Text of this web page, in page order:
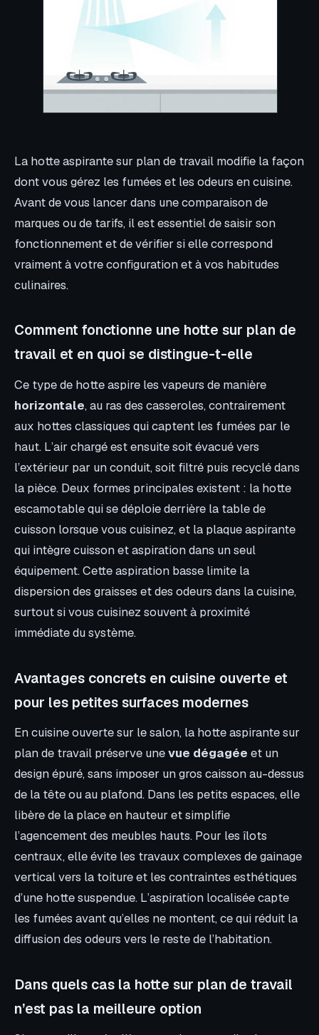
La hotte aspirante sur plan de travail modifie la façon
dont vous gérez les fumées et les odeurs en cuisine.
Avant de vous lancer dans une comparaison de
marques ou de tarifs, il est essentiel de saisir son
fonctionnement et de vérifier si elle correspond
vraiment à votre configuration et à vos habitudes
culinaires.
Comment fonctionne une hotte sur plan de
travail et en quoi se distingue-t-elle
Ce type de hotte aspire les vapeurs de manière
horizontale, au ras des casseroles, contrairement
aux hottes classiques qui captent les fumées par le
haut. L’air chargé est ensuite soit évacué vers
l’extérieur par un conduit, soit filtré puis recyclé dans
la pièce. Deux formes principales existent : la hotte
escamotable qui se déploie derrière la table de
cuisson lorsque vous cuisinez, et la plaque aspirante
qui intègre cuisson et aspiration dans un seul
équipement. Cette aspiration basse limite la
dispersion des graisses et des odeurs dans la cuisine,
surtout si vous cuisinez souvent à proximité
immédiate du système.
Avantages concrets en cuisine ouverte et
pour les petites surfaces modernes
En cuisine ouverte sur le salon, la hotte aspirante sur
plan de travail préserve unevue dégagée et un
design épuré, sans imposer un gros caisson au-dessus
de la tête ou au plafond. Dans les petits espaces, elle
libère de la place en hauteur et simplifie
l’agencement des meubles hauts. Pour les îlots
centraux, elle évite les travaux complexes de gainage
vertical vers la toiture et les contraintes esthétiques
d’une hotte suspendue. L’aspiration localisée capte
les fumées avant qu’elles ne montent, ce qui réduit la
diffusion des odeurs vers le reste de l’habitation.
Dans quels cas la hotte sur plan de travail
n’est pas la meilleure option